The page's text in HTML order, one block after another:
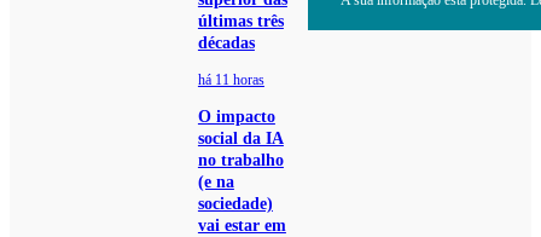
últimas três
décadas
há 11 horas
O impacto
social da IA
no trabalho
(e na
sociedade)
vai estar em